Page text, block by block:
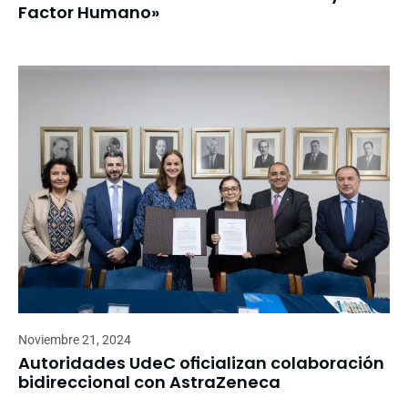
Factor Humano»
Noviembre 21, 2024
Autoridades UdeC oficializan colaboración
bidireccional con AstraZeneca